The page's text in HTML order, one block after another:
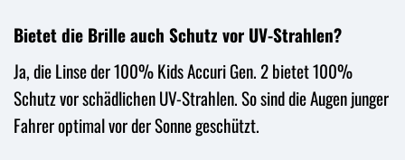
Bietet die Brille auch Schutz vor UV-Strahlen?
Ja, die Linse der 100% Kids Accuri Gen. 2 bietet 100%
Schutz vor schädlichen UV-Strahlen. So sind die Augen junger
Fahrer optimal vor der Sonne geschützt.